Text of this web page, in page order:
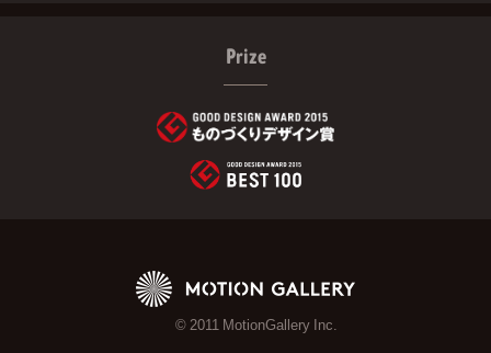
Prize
© 2011 MotionGallery Inc.